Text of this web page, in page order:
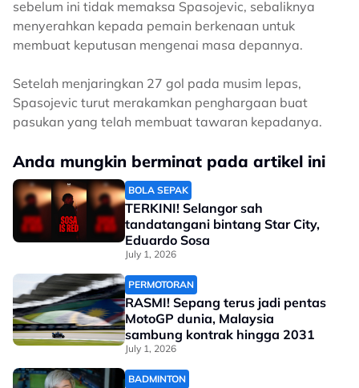
sebelum ini tidak memaksa Spasojevic, sebaliknya
menyerahkan kepada pemain berkenaan untuk
membuat keputusan mengenai masa depannya.
Setelah menjaringkan 27 gol pada musim lepas,
Spasojevic turut merakamkan penghargaan buat
pasukan yang telah membuat tawaran kepadanya.
Anda mungkin berminat pada artikel ini
BOLA SEPAK
TERKINI! Selangor sah
tandatangani bintang Star City,
Eduardo Sosa
July 1, 2026
PERMOTORAN
RASMI! Sepang terus jadi pentas
MotoGP dunia, Malaysia
sambung kontrak hingga 2031
July 1, 2026
BADMINTON